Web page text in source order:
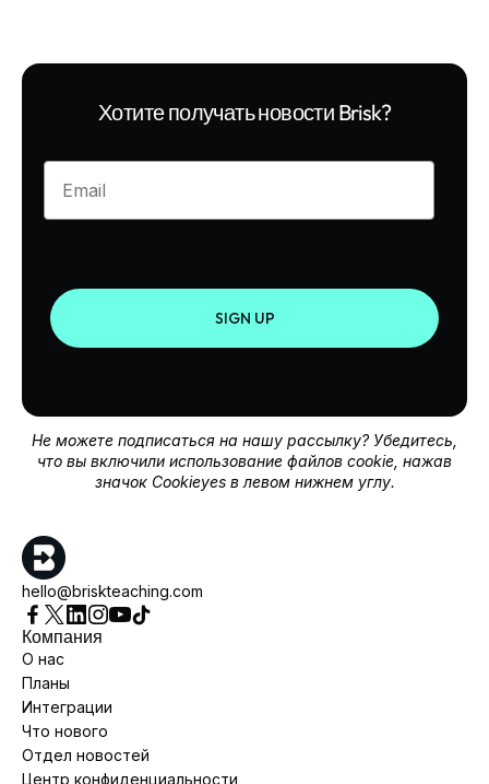
Хотите получать новости Brisk?
Enter your email
SIGN UP
Не можете подписаться на нашу рассылку? Убедитесь,
что вы включили использование файлов cookie, нажав
значок Cookieyes в левом нижнем углу.
hello@briskteaching.com
Компания
О нас
Планы
Интеграции
Что нового
Отдел новостей
Центр конфиденциальности